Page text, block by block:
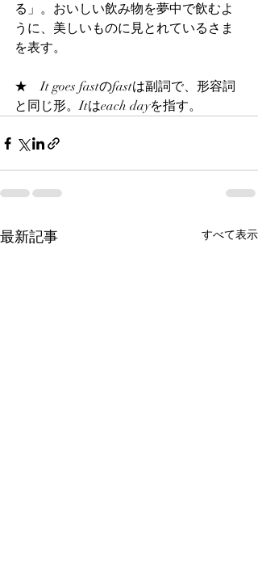
る」。おいしい飲み物を夢中で飲むよ
うに、美しいものに見とれているさま
を表す。
★    It goes fastのfastは副詞で、形容詞
と同じ形。Itはeach dayを指す。
最新記事 すべて表示